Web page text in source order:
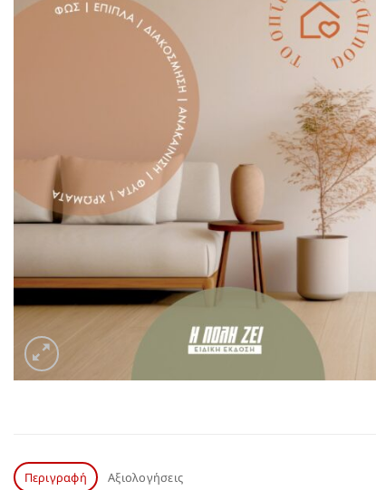
Περιγραφή Αξιολογήσεις